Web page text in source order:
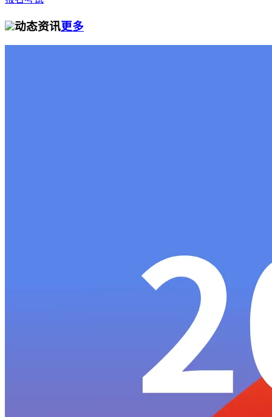
动态资讯更多